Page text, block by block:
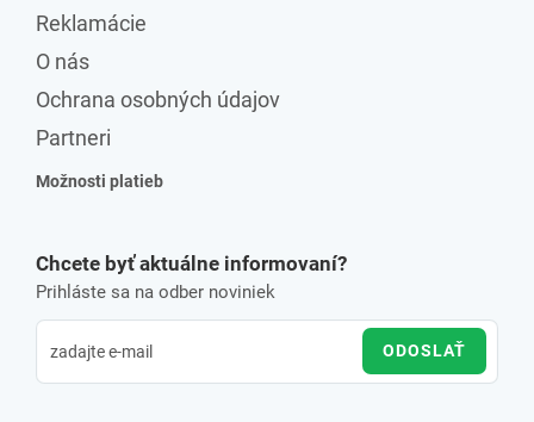
Reklamácie
O nás
Ochrana osobných údajov
Partneri
Možnosti platieb
Chcete byť aktuálne informovaní?
Prihláste sa na odber noviniek
ODOSLAŤ